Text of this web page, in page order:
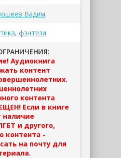
Вадим
фэнтези
Аудиокнига
контент
контента
Если в книге
наличие
и другого,
контента -
на почту для